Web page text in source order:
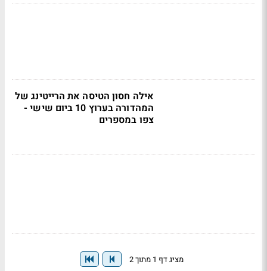
אילה חסון הטיסה את הרייטינג של
המהדורה בערוץ 10 ביום שישי -
צפו במספרים
מציג דף 1 מתוך 2